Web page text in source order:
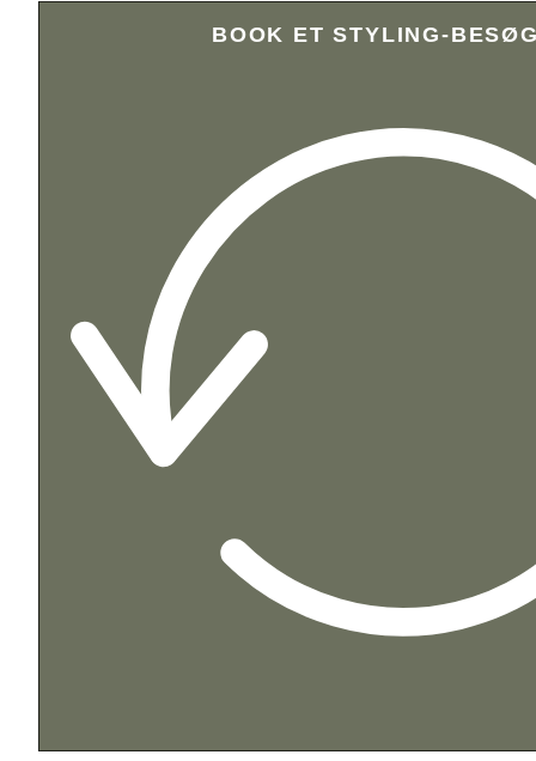
BOOK ET STYLING-